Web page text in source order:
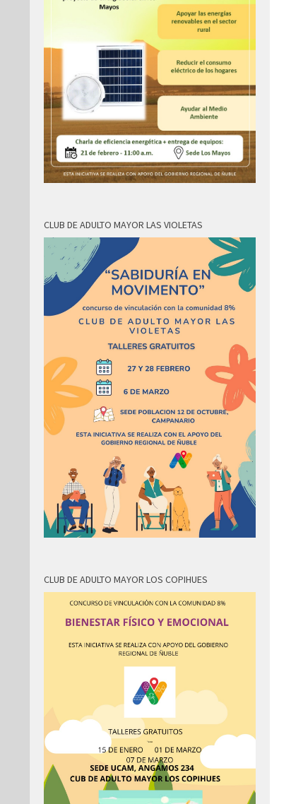
CLUB DE ADULTO MAYOR LAS VIOLETAS
CLUB DE ADULTO MAYOR LOS COPIHUES